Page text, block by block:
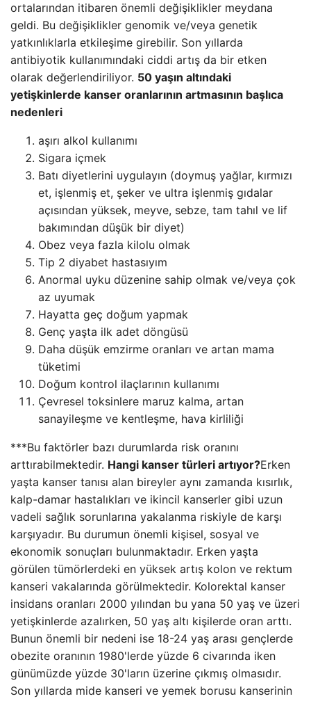
ortalarından itibaren önemli değişiklikler meydana
geldi. Bu değişiklikler genomik ve/veya genetik
yatkınlıklarla etkileşime girebilir. Son yıllarda
antibiyotik kullanımındaki ciddi artış da bir etken
olarak değerlendiriliyor. 50 yaşın altındaki
yetişkinlerde kanser oranlarının artmasının başlıca
nedenleri
aşırı alkol kullanımı
Sigara içmek
Batı diyetlerini uygulayın (doymuş yağlar, kırmızı
et, işlenmiş et, şeker ve ultra işlenmiş gıdalar
açısından yüksek, meyve, sebze, tam tahıl ve lif
bakımından düşük bir diyet)
Obez veya fazla kilolu olmak
Tip 2 diyabet hastasıyım
Anormal uyku düzenine sahip olmak ve/veya çok
az uyumak
Hayatta geç doğum yapmak
Genç yaşta ilk adet döngüsü
Daha düşük emzirme oranları ve artan mama
tüketimi
Doğum kontrol ilaçlarının kullanımı
Çevresel toksinlere maruz kalma, artan
sanayileşme ve kentleşme, hava kirliliği
***Bu faktörler bazı durumlarda risk oranını
arttırabilmektedir. Hangi kanser türleri artıyor?Erken
yaşta kanser tanısı alan bireyler aynı zamanda kısırlık,
kalp-damar hastalıkları ve ikincil kanserler gibi uzun
vadeli sağlık sorunlarına yakalanma riskiyle de karşı
karşıyadır. Bu durumun önemli kişisel, sosyal ve
ekonomik sonuçları bulunmaktadır. Erken yaşta
görülen tümörlerdeki en yüksek artış kolon ve rektum
kanseri vakalarında görülmektedir. Kolorektal kanser
insidans oranları 2000 yılından bu yana 50 yaş ve üzeri
yetişkinlerde azalırken, 50 yaş altı kişilerde oran arttı.
Bunun önemli bir nedeni ise 18-24 yaş arası gençlerde
obezite oranının 1980'lerde yüzde 6 civarında iken
günümüzde yüzde 30'ların üzerine çıkmış olmasıdır.
Son yıllarda mide kanseri ve yemek borusu kanserinin